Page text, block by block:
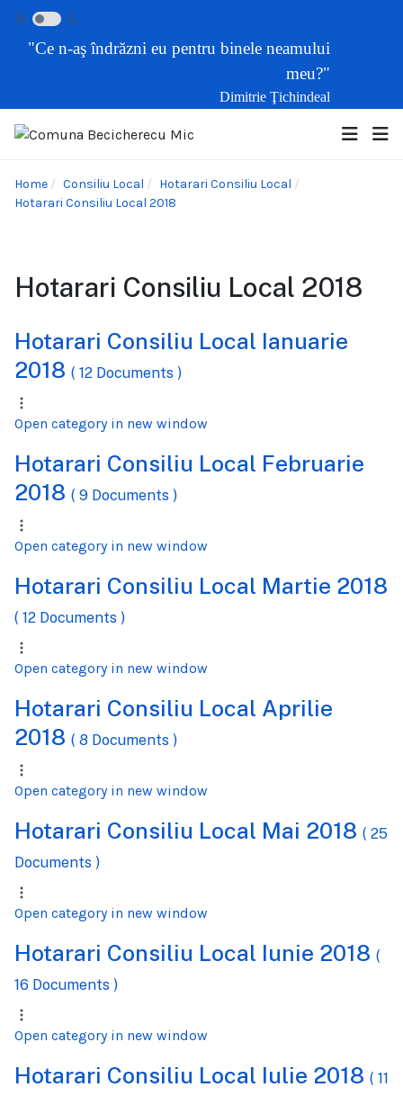
"Ce n-aş îndrăzni eu pentru binele neamului
meu?"
Dimitrie Ţichindeal
Home Consiliu Local
Hotarari Consiliu Local
Hotarari Consiliu Local 2018
Hotarari Consiliu Local 2018
Hotarari Consiliu Local Ianuarie
2018 ( 12 Documents )
Open category in new window
Hotarari Consiliu Local Februarie
2018 ( 9 Documents )
Open category in new window
Hotarari Consiliu Local Martie 2018
( 12 Documents )
Open category in new window
Hotarari Consiliu Local Aprilie
2018 ( 8 Documents )
Open category in new window
Hotarari Consiliu Local Mai 2018 ( 25
Documents )
Open category in new window
Hotarari Consiliu Local Iunie 2018 (
16 Documents )
Open category in new window
Hotarari Consiliu Local Iulie 2018 ( 11